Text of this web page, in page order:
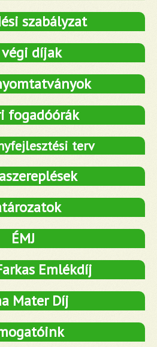
szabályzat
végi díjak
fogadóórák
terv
ÉMJ
Emlékdíj
Mater Díj